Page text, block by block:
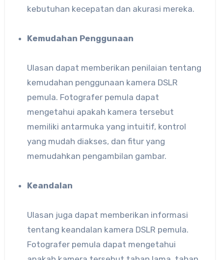
kebutuhan kecepatan dan akurasi mereka.
Kemudahan Penggunaan
Ulasan dapat memberikan penilaian tentang
kemudahan penggunaan kamera DSLR
pemula. Fotografer pemula dapat
mengetahui apakah kamera tersebut
memiliki antarmuka yang intuitif, kontrol
yang mudah diakses, dan fitur yang
memudahkan pengambilan gambar.
Keandalan
Ulasan juga dapat memberikan informasi
tentang keandalan kamera DSLR pemula.
Fotografer pemula dapat mengetahui